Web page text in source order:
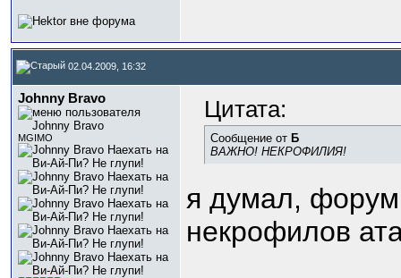
02.04.2009, 16:32
Johnny Bravo
MGIMO
Цитата:
Сообщение от Б
ВАЖНО! НЕКРОФИЛИЯ!
я думал,
некрофилов